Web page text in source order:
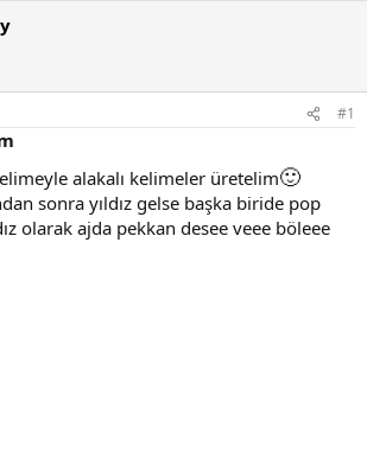
#1
alakalı kelimeler üretelim🙂
sonra yıldız gelse başka biride pop
olarak ajda pekkan desee veee böleee